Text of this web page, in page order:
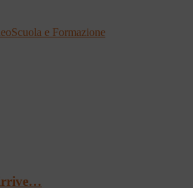
Scuola e Formazione
irrive…